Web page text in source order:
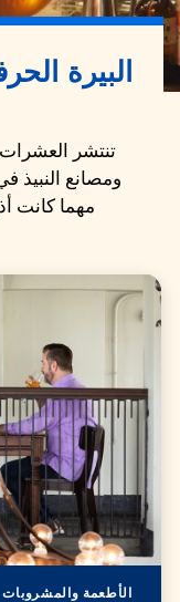
البيرة
تنتشر
ومصانع النبيذ
مهما كانت
الأطعمة والمشروبات